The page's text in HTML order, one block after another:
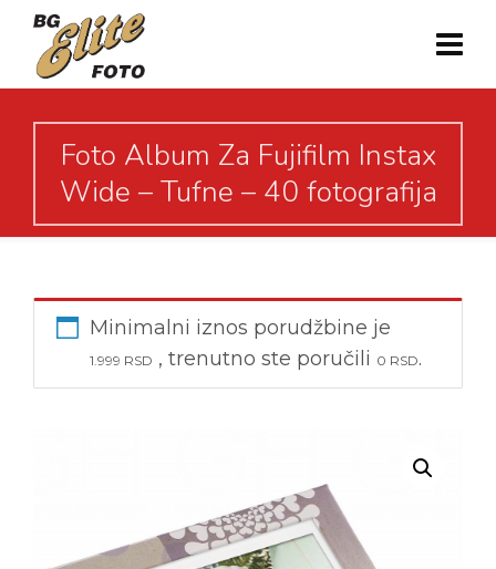
Foto Album Za Fujifilm Instax
Wide – Tufne – 40 fotografija
Minimalni iznos porudžbine je
1.999 RSD , trenutno ste poručili 0 RSD.